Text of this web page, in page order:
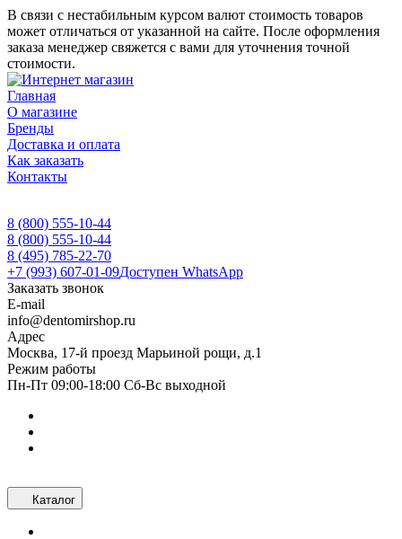
В связи с нестабильным курсом валют стоимость товаров
может отличаться от указанной на сайте. После оформления
заказа менеджер свяжется с вами для уточнения точной
стоимости.
Главная
О магазине
Бренды
Доставка и оплата
Как заказать
Контакты
8 (800) 555-10-44
8 (800) 555-10-44
8 (495) 785-22-70
+7 (993) 607-01-09Доступен WhatsApp
Заказать звонок
E-mail
info@dentomirshop.ru
Адрес
Москва, 17-й проезд Марьиной рощи, д.1
Режим работы
Пн-Пт 09:00-18:00 Сб-Вс выходной
Каталог